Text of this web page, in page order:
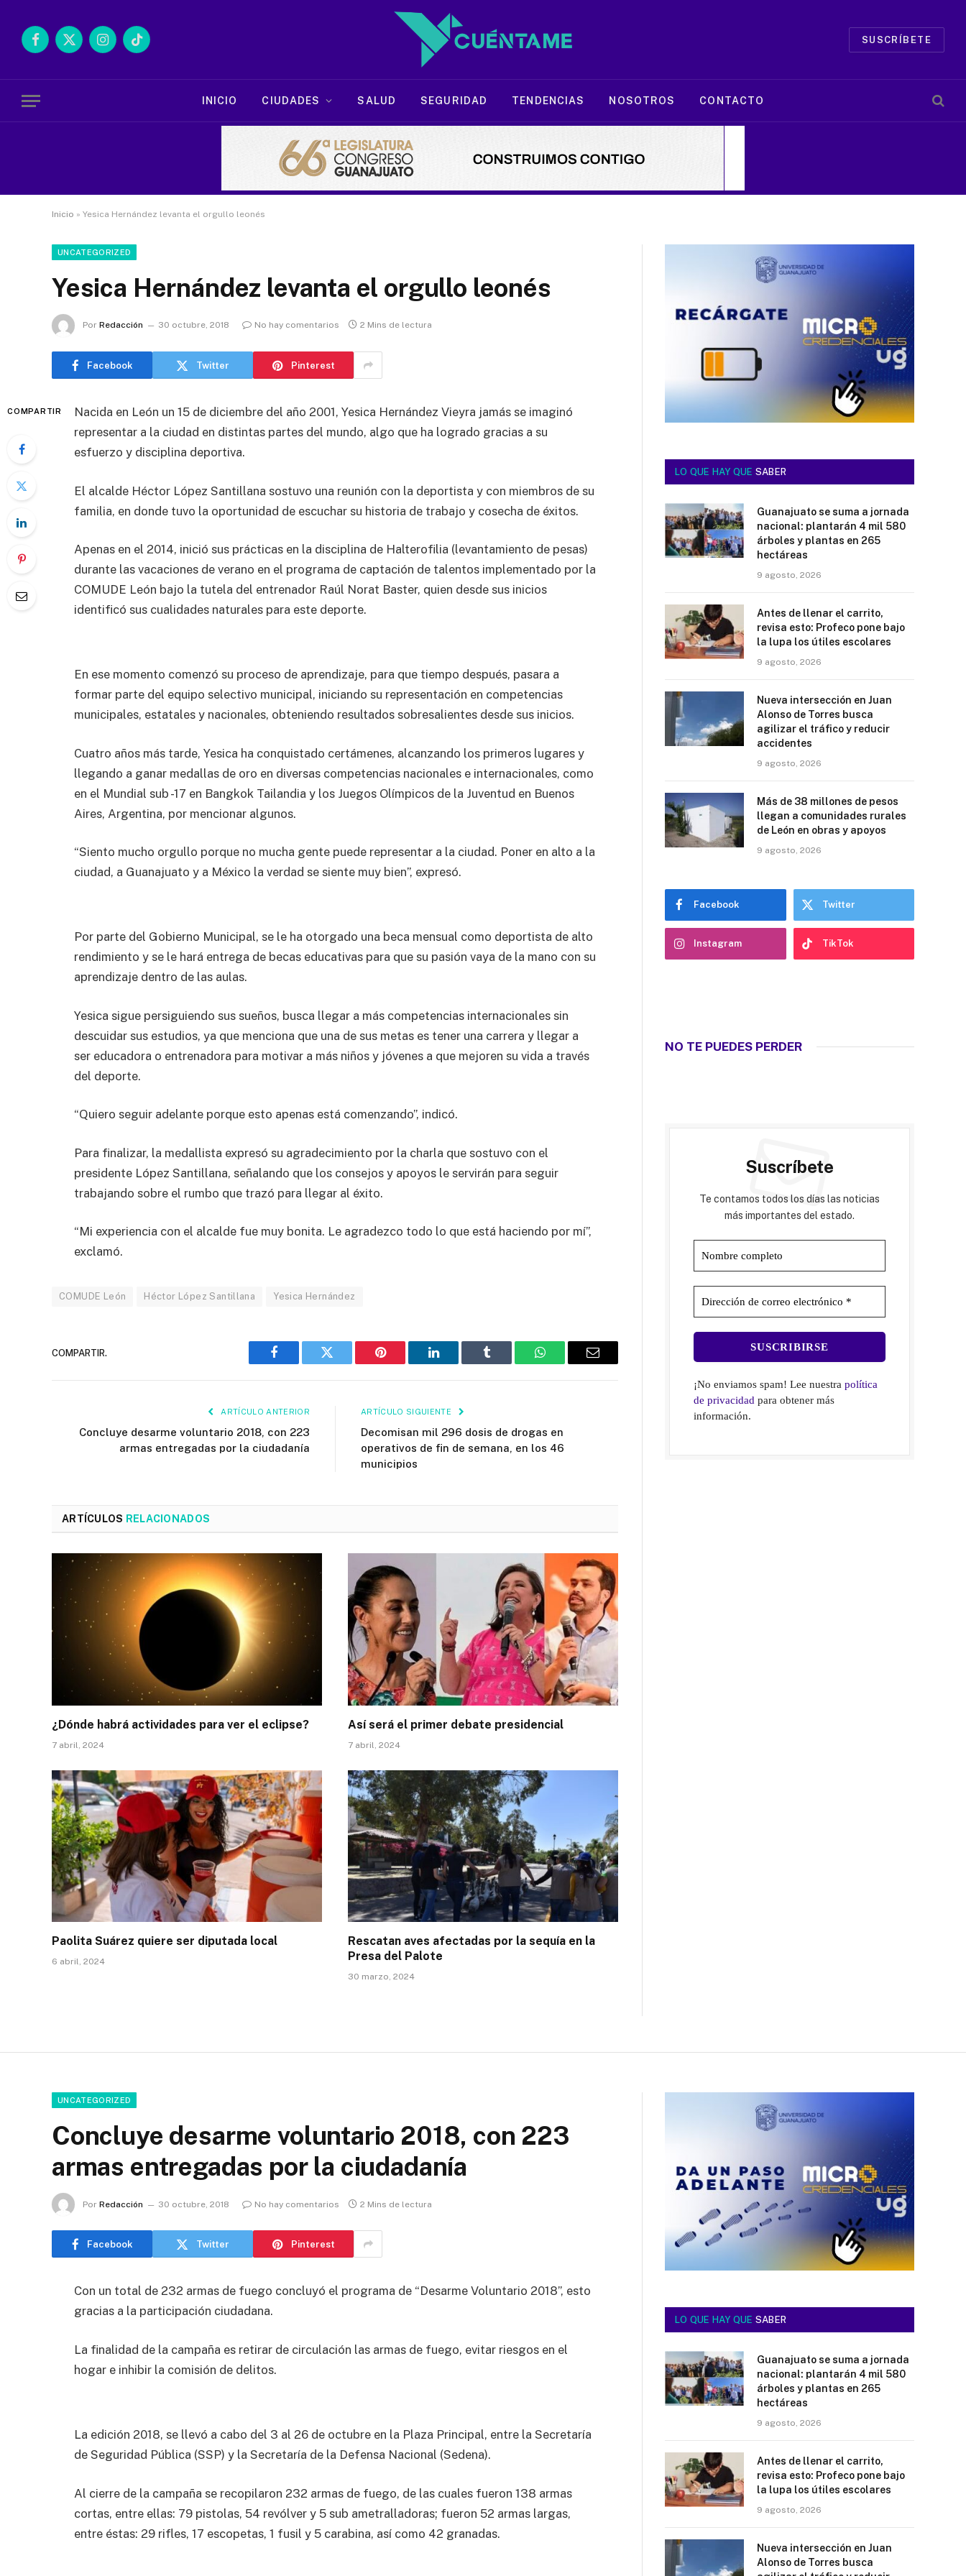
Facebook
X
InstagramTikTok
SUSCRÍBETE
INICIO CIUDADES SALUD SEGURIDAD TENDENCIAS NOSOTROS CONTACTO
Inicio » Yesica Hernández levanta el orgullo leonés
UNCATEGORIZED
Yesica Hernández levanta el orgullo leonés
Por Redacción 30 octubre, 2018 No hay comentarios 2 Mins de lectura
Facebook Twitter Pinterest
COMPARTIR
Nacida en León un 15 de diciembre del año 2001, Yesica Hernández Vieyra jamás se imaginó
representar a la ciudad en distintas partes del mundo, algo que ha logrado gracias a su
esfuerzo y disciplina deportiva.
El alcalde Héctor López Santillana sostuvo una reunión con la deportista y con miembros de su
familia, en donde tuvo la oportunidad de escuchar su historia de trabajo y cosecha de éxitos.
Apenas en el 2014, inició sus prácticas en la disciplina de Halterofilia (levantamiento de pesas)
durante las vacaciones de verano en el programa de captación de talentos implementado por la
COMUDE León bajo la tutela del entrenador Raúl Norat Baster, quien desde sus inicios
identificó sus cualidades naturales para este deporte.
En ese momento comenzó su proceso de aprendizaje, para que tiempo después, pasara a
formar parte del equipo selectivo municipal, iniciando su representación en competencias
municipales, estatales y nacionales, obteniendo resultados sobresalientes desde sus inicios.
Cuatro años más tarde, Yesica ha conquistado certámenes, alcanzando los primeros lugares y
llegando a ganar medallas de oro en diversas competencias nacionales e internacionales, como
en el Mundial sub -17 en Bangkok Tailandia y los Juegos Olímpicos de la Juventud en Buenos
Aires, Argentina, por mencionar algunos.
“Siento mucho orgullo porque no mucha gente puede representar a la ciudad. Poner en alto a la
ciudad, a Guanajuato y a México la verdad se siente muy bien”, expresó.
Por parte del Gobierno Municipal, se le ha otorgado una beca mensual como deportista de alto
rendimiento y se le hará entrega de becas educativas para que su pasión vaya de la mano con su
aprendizaje dentro de las aulas.
Yesica sigue persiguiendo sus sueños, busca llegar a más competencias internacionales sin
descuidar sus estudios, ya que menciona que una de sus metas es tener una carrera y llegar a
ser educadora o entrenadora para motivar a más niños y jóvenes a que mejoren su vida a través
del deporte.
“Quiero seguir adelante porque esto apenas está comenzando”, indicó.
Para finalizar, la medallista expresó su agradecimiento por la charla que sostuvo con el
presidente López Santillana, señalando que los consejos y apoyos le servirán para seguir
trabajando sobre el rumbo que trazó para llegar al éxito.
“Mi experiencia con el alcalde fue muy bonita. Le agradezco todo lo que está haciendo por mí”,
exclamó.
COMUDE León Héctor López Santillana Yesica Hernández
COMPARTIR.
Facebook Twitter Pinterest LinkedIn Tumblr WhatsAppEmail
ARTÍCULO ANTERIOR
Concluye desarme voluntario 2018, con 223
armas entregadas por la ciudadanía
ARTÍCULO SIGUIENTE
Decomisan mil 296 dosis de drogas en
operativos de fin de semana, en los 46
municipios
ARTÍCULOS RELACIONADOS
¿Dónde habrá actividades para ver el eclipse?
7 abril, 2024
Así será el primer debate presidencial
7 abril, 2024
Paolita Suárez quiere ser diputada local
6 abril, 2024
Rescatan aves afectadas por la sequía en la
Presa del Palote
30 marzo, 2024
LO QUE HAY QUE SABER
Guanajuato se suma a jornada
nacional: plantarán 4 mil 580
árboles y plantas en 265
hectáreas
9 agosto, 2026
Antes de llenar el carrito,
revisa esto: Profeco pone bajo
la lupa los útiles escolares
9 agosto, 2026
Nueva intersección en Juan
Alonso de Torres busca
agilizar el tráfico y reducir
accidentes
9 agosto, 2026
Más de 38 millones de pesos
llegan a comunidades rurales
de León en obras y apoyos
9 agosto, 2026
Facebook Twitter
Instagram TikTok
NO TE PUEDES PERDER
Suscríbete
Te contamos todos los días las noticias
más importantes del estado.
¡No enviamos spam! Lee nuestrapolítica
de privacidad para obtener más
información.
UNCATEGORIZED
Concluye desarme voluntario 2018, con 223
armas entregadas por la ciudadanía
Por Redacción 30 octubre, 2018 No hay comentarios 2 Mins de lectura
Facebook Twitter Pinterest
Con un total de 232 armas de fuego concluyó el programa de “Desarme Voluntario 2018”, esto
gracias a la participación ciudadana.
La finalidad de la campaña es retirar de circulación las armas de fuego, evitar riesgos en el
hogar e inhibir la comisión de delitos.
La edición 2018, se llevó a cabo del 3 al 26 de octubre en la Plaza Principal, entre la Secretaría
de Seguridad Pública (SSP) y la Secretaría de la Defensa Nacional (Sedena).
Al cierre de la campaña se recopilaron 232 armas de fuego, de las cuales fueron 138 armas
cortas, entre ellas: 79 pistolas, 54 revólver y 5 sub ametralladoras; fueron 52 armas largas,
entre éstas: 29 rifles, 17 escopetas, 1 fusil y 5 carabina, así como 42 granadas.
LO QUE HAY QUE SABER
Guanajuato se suma a jornada
nacional: plantarán 4 mil 580
árboles y plantas en 265
hectáreas
9 agosto, 2026
Antes de llenar el carrito,
revisa esto: Profeco pone bajo
la lupa los útiles escolares
9 agosto, 2026
Nueva intersección en Juan
Alonso de Torres busca